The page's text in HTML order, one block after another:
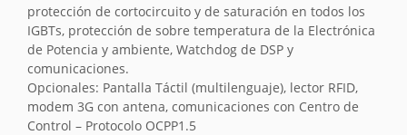
protección de cortocircuito y de saturación en todos los
IGBTs, protección de sobre temperatura de la Electrónica
de Potencia y ambiente, Watchdog de DSP y
comunicaciones.
Opcionales: Pantalla Táctil (multilenguaje), lector RFID,
modem 3G con antena, comunicaciones con Centro de
Control – Protocolo OCPP1.5